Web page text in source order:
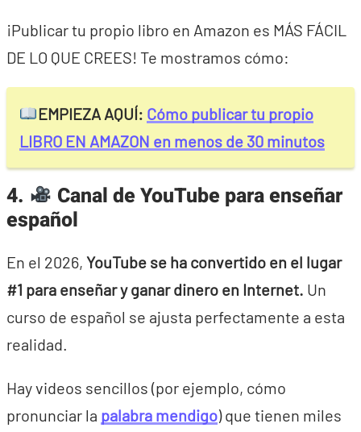
¡Publicar tu propio libro en Amazon es MÁS FÁCIL
DE LO QUE CREES! Te mostramos cómo:
EMPIEZA AQUÍ: Cómo publicar tu propio
LIBRO EN AMAZON en menos de 30 minutos
4.
Canal de YouTube para enseñar
español
En el 2026, YouTube se ha convertido en el lugar
#1 para enseñar y ganar dinero en Internet. Un
curso de español se ajusta perfectamente a esta
realidad.
Hay videos sencillos (por ejemplo, cómo
pronunciar la palabra mendigo) que tienen miles